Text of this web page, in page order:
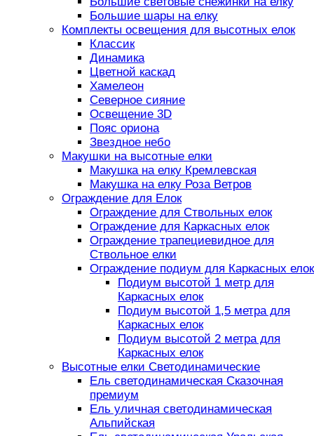
Большие шары на елку
Комплекты освещения для высотных елок
Классик
Динамика
Цветной каскад
Хамелеон
Северное сияние
Освещение 3D
Пояс ориона
Звездное небо
Макушки на высотные елки
Макушка на елку Кремлевская
Макушка на елку Роза Ветров
Ограждение для Елок
Ограждение для Ствольных елок
Ограждение для Каркасных елок
Ограждение трапециевидное для
Ствольное елки
Ограждение подиум для Каркасных елок
Подиум высотой 1 метр для
Каркасных елок
Подиум высотой 1,5 метра для
Каркасных елок
Подиум высотой 2 метра для
Каркасных елок
Высотные елки Светодинамические
Ель светодинамическая Сказочная
премиум
Ель уличная светодинамическая
Альпийская